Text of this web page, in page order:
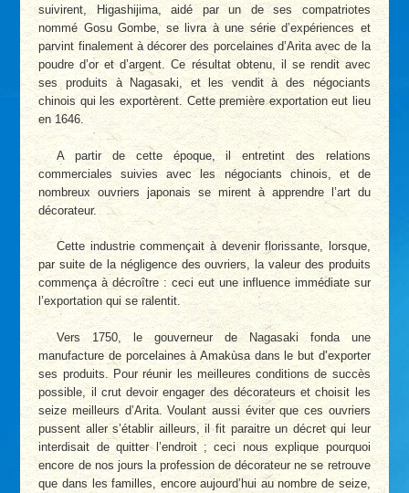
suivirent, Higashijima, aidé par un de ses compatriotes
nommé Gosu Gombe, se livra à une série d’expériences et
parvint finalement à décorer des porcelaines d’Arita avec de la
poudre d’or et d’argent. Ce résultat obtenu, il se rendit avec
ses produits à Nagasaki, et les vendit à des négociants
chinois qui les exportèrent. Cette première exportation eut lieu
en 1646.
A partir de cette époque, il entretint des relations
commerciales suivies avec les négociants chinois, et de
nombreux ouvriers japonais se mirent à apprendre l’art du
décorateur.
Cette industrie commençait à devenir florissante, lorsque,
par suite de la négligence des ouvriers, la valeur des produits
commença à décroître : ceci eut une influence immédiate sur
l’exportation qui se ralentit.
Vers 1750, le gouverneur de Nagasaki fonda une
manufacture de porcelaines à Amakùsa dans le but d’exporter
ses produits. Pour réunir les meilleures conditions de succès
possible, il crut devoir engager des décorateurs et choisit les
seize meilleurs d’Arita. Voulant aussi éviter que ces ouvriers
pussent aller s’établir ailleurs, il fit paraitre un décret qui leur
interdisait de quitter l’endroit ; ceci nous explique pourquoi
encore de nos jours la profession de décorateur ne se retrouve
que dans les familles, encore aujourd’hui au nombre de seize,